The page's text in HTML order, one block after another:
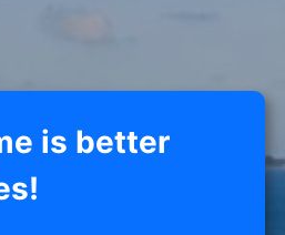
is better